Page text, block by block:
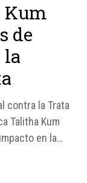
Kum
de
la
contra la Trata
Talitha Kum
en la
lo que